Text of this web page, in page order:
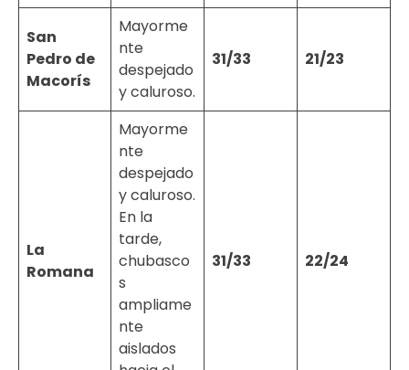
San
Pedro de
Macorís
Mayorme
nte
despejado
y caluroso.
31/33 21/23
La
Romana
Mayorme
nte
despejado
y caluroso.
En la
tarde,
chubasco
s
ampliame
nte
aislados
31/33 22/24